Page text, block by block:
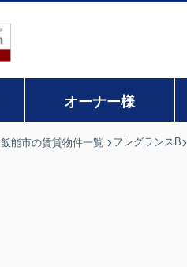
オーナー様
飯能市の賃貸物件一覧 フレグランスB